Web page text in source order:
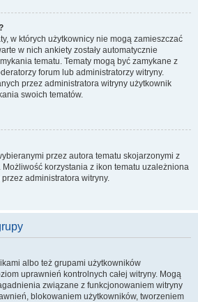
w których użytkownicy nie mogą zamieszczać
w nich ankiety zostały automatycznie
tematu. Tematy mogą być zamykane z
forum lub administratorzy witryny.
przez administratora witryny użytkownik
swoich tematów.
przez autora tematu skojarzonymi z
korzystania z ikon tematu uzależniona
administratora witryny.
albo też grupami użytkowników
uprawnień kontrolnych całej witryny. Mogą
związane z funkcjonowaniem witryny
blokowaniem użytkowników, tworzeniem